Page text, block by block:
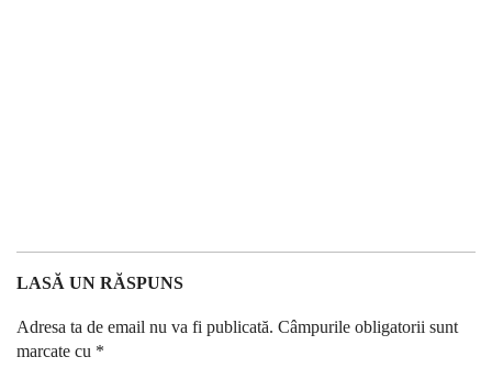
LASĂ UN RĂSPUNS
Adresa ta de email nu va fi publicată. Câmpurile obligatorii sunt
marcate cu *